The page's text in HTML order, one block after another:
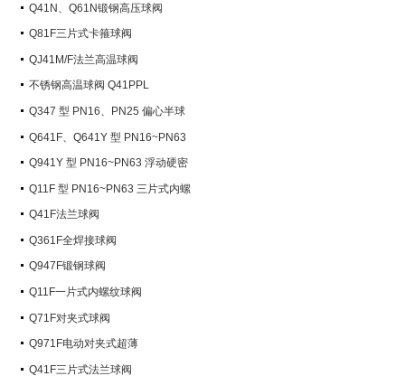
Q41N、Q61N锻钢高压球阀
Q81F三片式卡箍球阀
QJ41M/F法兰高温球阀
不锈钢高温球阀 Q41PPL
Q347 型 PN16、PN25 偏心半球
阀Q641F、Q641Y 型 PN16~PN63
气动球阀
Q941Y 型 PN16~PN63 浮动硬密
封电动球阀
Q11F 型 PN16~PN63 三片式内螺
纹球阀
Q41F法兰球阀
Q361F全焊接球阀
Q947F锻钢球阀
Q11F一片式内螺纹球阀
Q71F对夹式球阀
Q971F电动对夹式超薄
Q41F三片式法兰球阀